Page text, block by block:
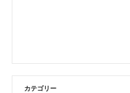
カテゴリー